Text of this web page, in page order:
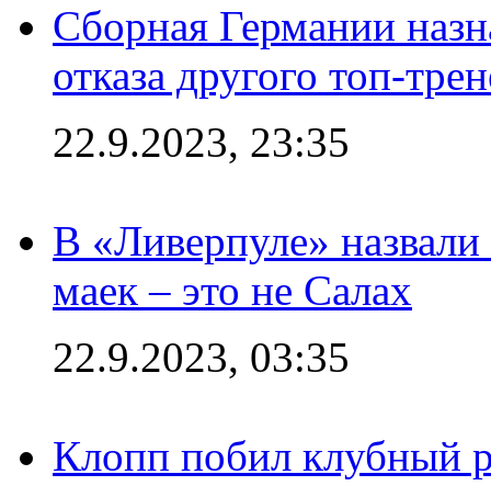
Сборная Германии
отказа другого топ-
22.9.2023, 23:35
В «Ливерпуле»
маек – это не Салах
22.9.2023, 03:35
Клопп побил клубный